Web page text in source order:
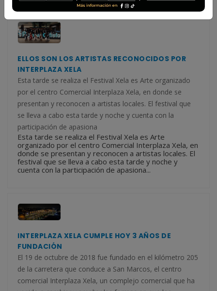
ELLOS SON LOS ARTISTAS RECONOCIDOS POR
INTERPLAZA XELA
Esta tarde se realiza el Festival Xela es Arte organizado
por el centro Comercial Interplaza Xela, en donde se
presentan y reconocen a artistas locales. El festival que
se lleva a cabo esta tarde y noche y cuenta con la
participación de apasiona
Esta tarde se realiza el Festival Xela es Arte
organizado por el centro Comercial Interplaza Xela, en
donde se presentan y reconocen a artistas locales. El
festival que se lleva a cabo esta tarde y noche y
cuenta con la participación de apasiona...
INTERPLAZA XELA CUMPLE HOY 3 AÑOS DE
FUNDACIÓN
El 19 de octubre de 2018 fue fundado en el kilómetro 205
de la carretera que conduce a San Marcos, el centro
comercial Interplaza Xela, un complejo comercial que ha